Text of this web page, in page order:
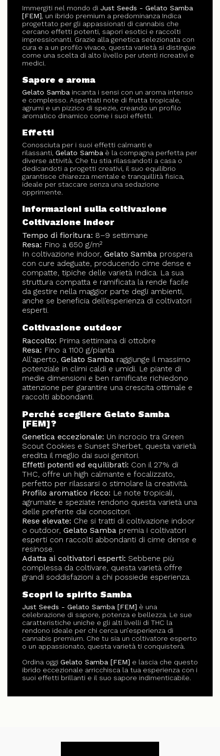
Immergiti nel mondo di Just Seeds - Gelato Samba
[FEM], un ibrido premium a predominanza Indica
progettato per gli appassionati di cannabis che
cercano effetti potenti, sapori esotici e raccolti
impressionanti. Grazie alla genetica selezionata con
cura e a un profilo vivace, questa varietà si distingue
come una scelta di alto livello per utenti ricreativi e
medici.
Sapore e aroma
Gelato Samba incanta i sensi con un aroma intenso
e complesso. Aspettati note di frutta tropicale,
agrumi e un pizzico di spezie, creando un profilo
aromatico dinamico come i suoi effetti.
Effetti
Conosciuta per i suoi effetti calmanti e
rilassanti, Gelato Samba è la compagna perfetta per
diverse attività. Che tu stia rilassandoti a casa o
dedicandoti a progetti creativi, il suo equilibrio
garantisce chiarezza mentale e tranquillità fisica,
ideale per staccare senza una sedazione
opprimente.
Informazioni sulla coltivazione
Coltivazione indoor
Tempo di fioritura: 8–9 settimane
Resa: Fino a 650 g/m²
In coltivazione indoor, Gelato Samba prospera
con cure adeguate, producendo cime dense e
compatte, tipiche delle varietà Indica. La sua
struttura compatta e ramificata la rende facile
da gestire nella maggior parte degli ambienti,
anche se beneficia dell’esperienza di coltivatori
esperti.
Coltivazione outdoor
Raccolto: Prima settimana di ottobre
Resa: Fino a 1100 g/pianta
All'aperto, Gelato Samba raggiunge il massimo
potenziale in climi caldi e umidi. Le piante di
medie dimensioni e ben ramificate richiedono
attenzione per garantire una crescita ottimale e
raccolti abbondanti.
Perché scegliere Gelato Samba
[FEM]?
Genetica eccezionale: Un incrocio tra Green
Scout Cookies e Sunset Sherbet, questa varietà
eredita il meglio dai suoi genitori.
Effetti potenti ed equilibrati: Con il 27% di
THC, offre un high calmante e focalizzato,
perfetto per rilassarsi o stimolare la creatività.
Profilo aromatico ricco: Le note tropicali,
agrumate e speziate rendono questa varietà una
delle preferite dai conoscitori.
Rese elevate: Che si tratti di coltivazione indoor
o outdoor, Gelato Samba premia i coltivatori
esperti con raccolti abbondanti di cime dense e
resinose.
Adatta ai coltivatori esperti: Sebbene più
complessa da coltivare, questa varietà offre
grandi soddisfazioni a chi possiede esperienza.
Scopri lo spirito Samba
Just Seeds - Gelato Samba [FEM] è una
celebrazione di sapore, potenza e bellezza. Le sue
caratteristiche uniche e gli alti livelli di THC la
rendono ideale per chi cerca un’esperienza di
cannabis premium. Che tu sia un coltivatore esperto
o un appassionato, questa varietà ti conquisterà.
Ordina oggi Gelato Samba [FEM] e lascia che questo
ibrido eccezionale arricchisca la tua esperienza con i
suoi effetti brillanti e il suo sapore indimenticabile.